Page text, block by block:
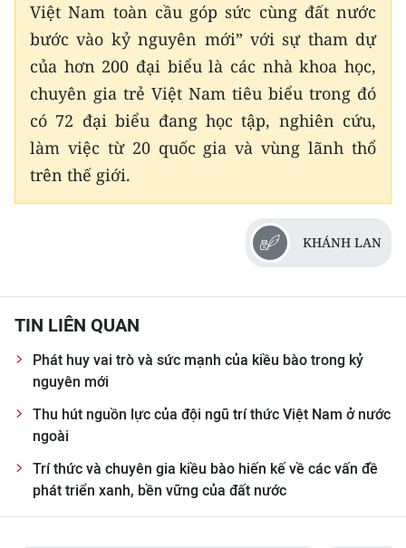
Việt Nam toàn cầu góp sức cùng đất nước
bước vào kỷ nguyên mới” với sự tham dự
của hơn 200 đại biểu là các nhà khoa học,
chuyên gia trẻ Việt Nam tiêu biểu trong đó
có 72 đại biểu đang học tập, nghiên cứu,
làm việc từ 20 quốc gia và vùng lãnh thổ
trên thế giới.
KHÁNH LAN
TIN LIÊN QUAN
Phát huy vai trò và sức mạnh của kiều bào trong kỷ
nguyên mới
Thu hút nguồn lực của đội ngũ trí thức Việt Nam ở nước
ngoài
Trí thức và chuyên gia kiều bào hiến kế về các vấn đề
phát triển xanh, bền vững của đất nước